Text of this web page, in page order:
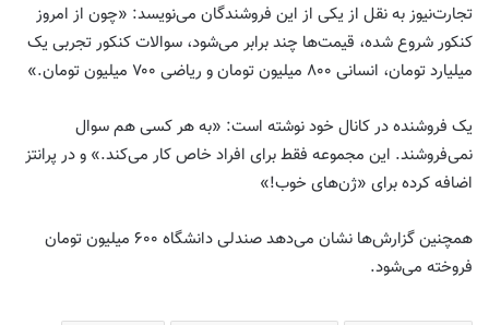
تجارت‌نیوز به نقل از یکی از این فروشندگان می‌نویسد: «چون از امروز
کنکور شروع شده، قیمت‌ها چند برابر می‌شود، سوالات کنکور تجربی یک
میلیارد تومان، انسانی ۸۰۰ میلیون تومان و ریاضی ۷۰۰ میلیون تومان.»
یک فروشنده در کانال خود نوشته است: «به هر کسی هم سوال
نمی‌فروشند. این مجموعه فقط برای افراد خاص کار می‌کند.» و در پرانتز
اضافه کرده برای «ژن‌های خوب!»
همچنین گزارش‌ها نشان می‌دهد صندلی‌ دانشگاه ۶۰۰ میلیون تومان
فروخته می‌شود.